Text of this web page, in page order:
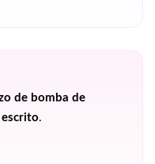
de bomba de
.